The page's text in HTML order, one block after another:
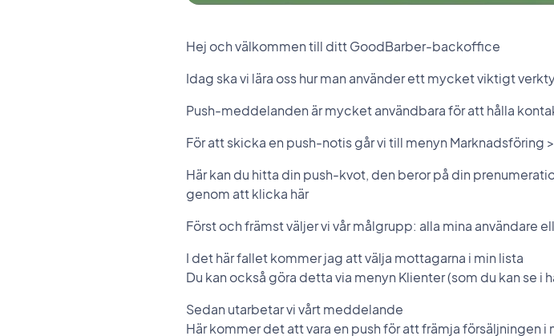
Hej och välkommen till ditt GoodBarber-backoffice
Idag ska vi lära oss hur man använder ett mycket viktigt
Push-meddelanden är mycket användbara för att hålla
För att skicka en push-notis går vi till menyn Marknadsföring
Här kan du hitta din push-kvot, den beror på din
genom att klicka här
Först och främst väljer vi vår målgrupp: alla mina användare
I det här fallet kommer jag att välja mottagarna i min lista
Du kan också göra detta via menyn Klienter (som du kan se
Sedan utarbetar vi vårt meddelande
Här kommer det att vara en push för att främja försäljningen i